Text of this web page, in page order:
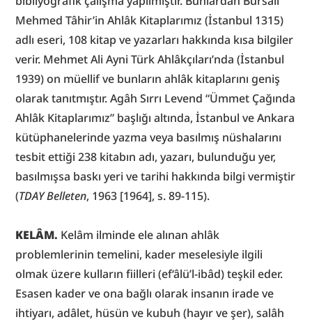
Mehmed Tâhir’in Ahlâk Kitaplarımız (İstanbul 1315)
adlı eseri, 108 kitap ve yazarları hakkında kısa bilgiler
verir. Mehmet Ali Ayni Türk Ahlâkçıları’nda (İstanbul
1939) on müellif ve bunların ahlâk kitaplarını geniş
olarak tanıtmıştır. Agâh Sırrı Levend “Ümmet Çağında
Ahlâk Kitaplarımız” başlığı altında, İstanbul ve Ankara
kütüphanelerinde yazma veya basılmış nüshalarını
tesbit ettiği 238 kitabın adı, yazarı, bulunduğu yer,
basılmışsa baskı yeri ve tarihi hakkında bilgi vermiştir
(TDAY Belleten, 1963 [1964], s. 89-115).
KELÂM. Kelâm ilminde ele alınan ahlâk
problemlerinin temelini, kader meselesiyle ilgili
olmak üzere kulların fiilleri (ef‘âlü’l-ibâd) teşkil eder.
Esasen kader ve ona bağlı olarak insanın irade ve
ihtiyarı, adâlet, hüsün ve kubuh (hayır ve şer), salâh